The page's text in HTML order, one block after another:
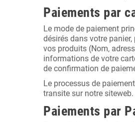
Paiements par
Le mode de paiement
désirés dans votre
vos produits (Nom,
informations de votre
de confirmation de
Le processus de
transite sur notre
Paiements par